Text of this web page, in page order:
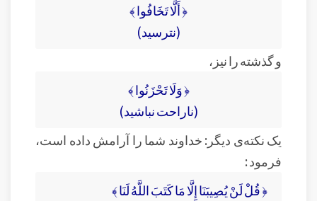
﴿ أَلَّا تَخَافُوا ﴾
(نترسید)
و گذشته را نیز،
﴿ وَلَا تَحْزَنُوا ﴾
(ناراحت نباشید)
یک نکته‌ی دیگر: خداوند شما را آرامش داده است،
فرمود :
﴿ قُلْ لَنْ يُصِيبَنَا إِلَّا مَا كَتَبَ اللَّهُ لَنَا ﴾